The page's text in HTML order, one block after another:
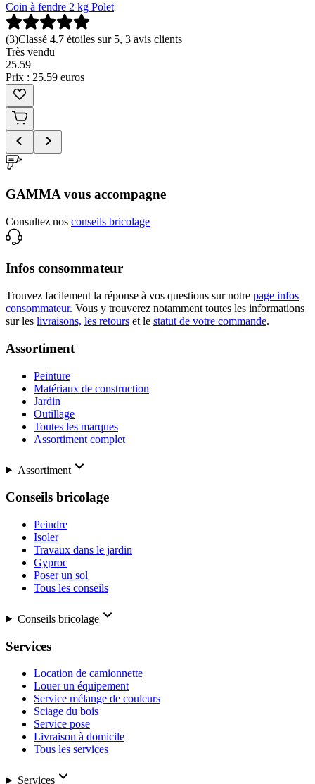
Coin à fendre 2 kg Polet
(3)Classé 4.7 étoiles sur 5, 3 avis clients
Très vendu
25.59
Prix : 25.59 euros
GAMMA vous accompagne
Consultez nos conseils bricolage
Infos consommateur
Trouvez facilement la réponse à vos questions sur notre page infos
consommateur. Vous y trouverez notamment toutes les informations
sur les livraisons, les retours et le statut de votre commande.
Assortiment
Peinture
Matériaux de construction
Jardin
Outillage
Toutes les marques
Assortiment complet
Assortiment
Conseils bricolage
Peindre
Isoler
Travaux dans le jardin
Gyproc
Poser un sol
Tous les conseils
Conseils bricolage
Services
Location de camionnette
Louer un équipement
Service mélange de couleurs
Sciage du bois
Service pose
Livraison à domicile
Tous les services
Services